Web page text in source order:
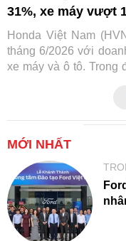
31%, xe máy vượt
Honda Việt Nam
tháng 6/2026 với
xe máy và ô tô. Trong
MỚI NHẤT